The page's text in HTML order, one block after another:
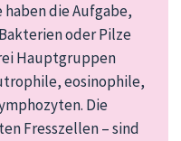
die Aufgabe,
oder Pilze
Hauptgruppen
eosinophile,
Die
Fresszellen – sind